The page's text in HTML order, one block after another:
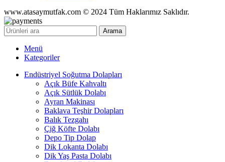
www.atasaymutfak.com © 2024 Tüm Haklarımız Saklıdır.
Arama
Menü
Kategoriler
Endüstriyel Soğutma Dolapları
Açık Büfe Kahvaltı
Açık Sütlük Dolabı
Ayran Makinası
Baklava Teşhir Dolapları
Balık Tezgahı
Çiğ Köfte Dolabı
Depo Tip Dolap
Dik Lokanta Dolabı
Dik Yaş Pasta Dolabı